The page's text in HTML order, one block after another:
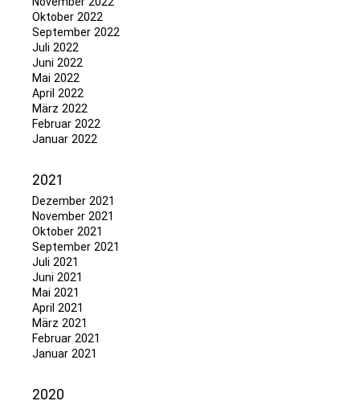
Oktober 2022
September 2022
Juli 2022
Juni 2022
Mai 2022
April 2022
März 2022
Februar 2022
Januar 2022
2021
Dezember 2021
November 2021
Oktober 2021
September 2021
Juli 2021
Juni 2021
Mai 2021
April 2021
März 2021
Februar 2021
Januar 2021
2020